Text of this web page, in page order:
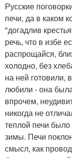
Русские
печи, да в каком
"догадлив
речь, что в избе
распрощайся,
холодно, без
на ней готовили,
любили - она
впрочем,
никогда не
теплой печи
зимы. Печи
смысл, как